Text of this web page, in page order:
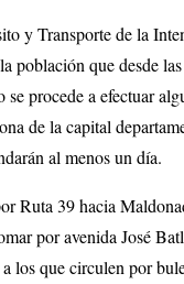
y Transporte de la
población que desde
se procede a efectuar
de la capital
al menos un día.
Ruta 39 hacia
por avenida José
los que circulen por